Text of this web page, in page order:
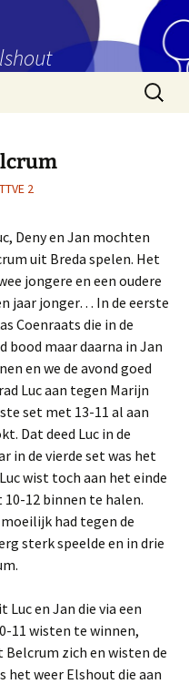
Zoeken
naar:
TTVE 2
Deny en Jan mochten
uit Breda spelen. Het
jongere en een oudere
jaar jonger… In de eerste
Coenraats die in de
bood maar daarna in Jan
en we de avond goed
Luc aan tegen Marijn
set met 13-11 al aan
Dat deed Luc in de
in de vierde set was het
wist toch aan het einde
12 binnen te halen.
had tegen de
sterk speelde en in drie
Luc en Jan die via een
11 wisten te winnen,
zich en wisten de
het weer Elshout die aan